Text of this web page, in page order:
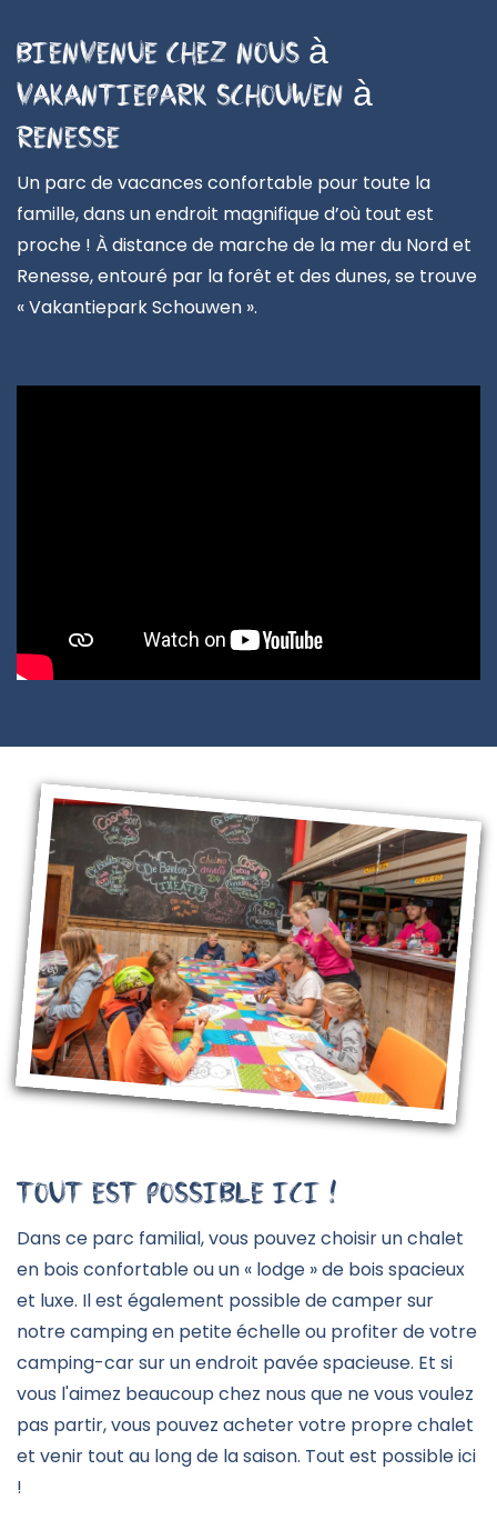
Bienvenue chez nous à
Vakantiepark Schouwen à
Renesse
Un parc de vacances confortable pour toute la
famille, dans un endroit magnifique d’où tout est
proche ! À distance de marche de la mer du Nord et
Renesse, entouré par la forêt et des dunes, se trouve
« Vakantiepark Schouwen ».
Tout est possible ici !
Dans ce parc familial, vous pouvez choisir un chalet
en bois confortable ou un « lodge » de bois spacieux
et luxe. Il est également possible de camper sur
notre camping en petite échelle ou profiter de votre
camping-car sur un endroit pavée spacieuse. Et si
vous l'aimez beaucoup chez nous que ne vous voulez
pas partir, vous pouvez acheter votre propre chalet
et venir tout au long de la saison. Tout est possible ici
!